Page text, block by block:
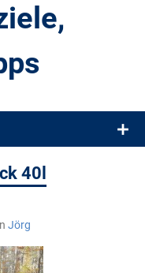
Ein Blog für alle, die gern
40l
Jörg